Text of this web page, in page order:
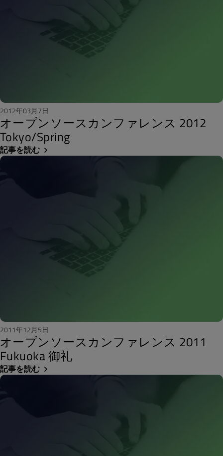
2012年03月7日
オープンソースカンファレンス 2012
Tokyo/Spring
記事を読む
2011年12月5日
オープンソースカンファレンス 2011
Fukuoka 御礼
記事を読む